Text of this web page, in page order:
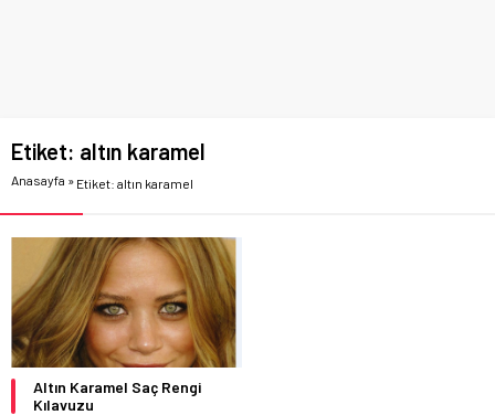
Etiket: altın karamel
Anasayfa » Etiket: altın karamel
Altın Karamel Saç Rengi
Kılavuzu